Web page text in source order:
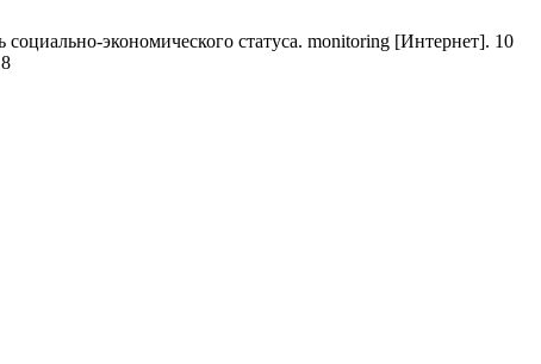
экономического статуса. monitoring [Интернет]. 10